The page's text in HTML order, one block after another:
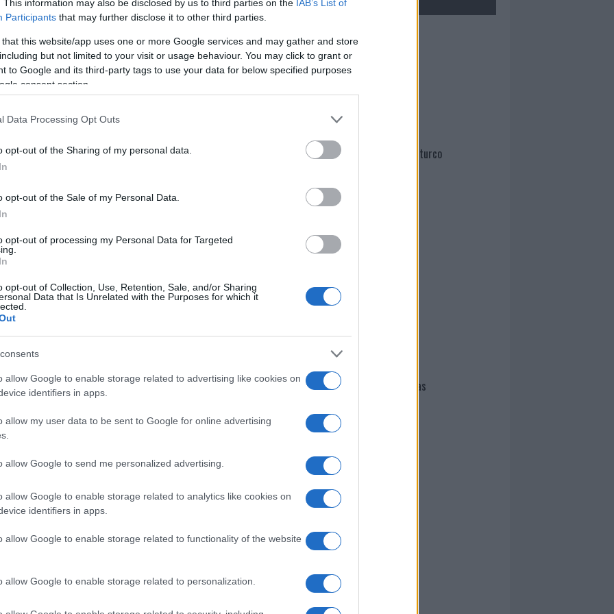
This information may also be disclosed by us to third parties on the IAB’s List of
Participants that may further disclose it to other third parties.
that this website/app uses one or more Google services and may gather and store
but not limited to your visit or usage behaviour. You may click to grant or
to Google and its third-party tags to use your data for below specified purposes
consent section.
Data Processing Opt Outs
opt-out of the Sharing of my personal data.
opt-out of the Sale of my Personal Data.
opt-out of processing my Personal Data for Targeted
opt-out of Collection, Use, Retention, Sale, and/or Sharing
Data that Is Unrelated with the Purposes for which it
allow Google to enable storage related to advertising like cookies on
identifiers in apps.
allow my user data to be sent to Google for online advertising
allow Google to send me personalized advertising.
allow Google to enable storage related to analytics like cookies on
identifiers in apps.
allow Google to enable storage related to functionality of the website
allow Google to enable storage related to personalization.
divieto di usare l’acqua in zona industriale. L’acqua
nuovo. Il sindaco Settimo Nizzi…
CRONACA 20 DICEMBRE 2024
Il bilancio di fine anno del sindaco Settimo
Il voto di Nizzi e il bilancio di fine anno per Olbia. Il
per l’operato dell’amministrazione comunale nel
2024 e si dà…
OLBIA
La letterina di Nizzi ai bimbi di prima
elementare: “Studiate per il lavoro dei
vostri sogni”
La lettera di Nizzi ai bimbi di Olbia. Anche
scritto la lettera ai bambini che hanno iniziato la
prima elementare. ”La scuola…
Musica per tutta la notte, ma niente falò in
spiaggia: le regole del Ferragosto a Olbia
Ferragosto a Olbia, ordinanze per musica e
sicurezza nelle spiagge. In vista del Ferragosto,
pubblica…
Mario Malu
Paolo Pinna
Martina Agostina Diturco
Giovannimaria Cabras